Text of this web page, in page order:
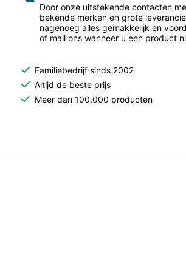
Door onze uitstekende contacten
bekende merken en grote
nagenoeg alles gemakkelijk en
of mail ons wanneer u een product
Familiebedrijf sinds 2002
Altijd de beste prijs
Meer dan 100.000 producten